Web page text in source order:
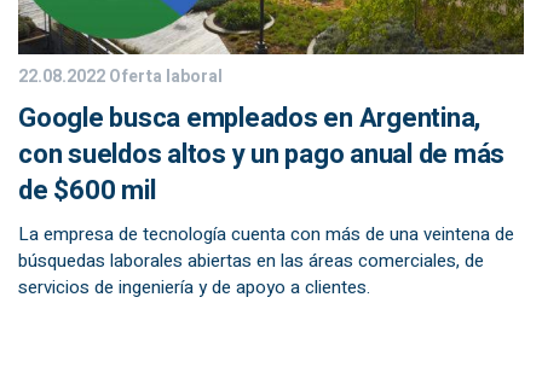
22.08.2022Oferta laboral
Google busca empleados en Argentina,
con sueldos altos y un pago anual de más
de $600 mil
La empresa de tecnología cuenta con más de una veintena de
búsquedas laborales abiertas en las áreas comerciales, de
servicios de ingeniería y de apoyo a clientes.